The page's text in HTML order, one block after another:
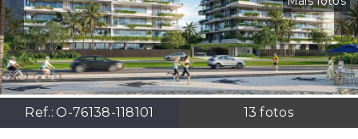
Ref.:O-76138-118101 13 fotos